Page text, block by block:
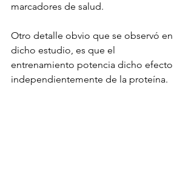
marcadores de salud.
Otro detalle obvio que se observó en
dicho estudio, es que el
entrenamiento potencia dicho efecto
independientemente de la proteína.